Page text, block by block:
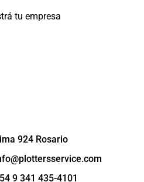
tu empresa
924 Rosario
9 341 435-4101